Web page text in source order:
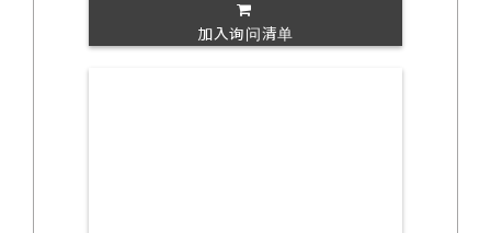
加入询问清单